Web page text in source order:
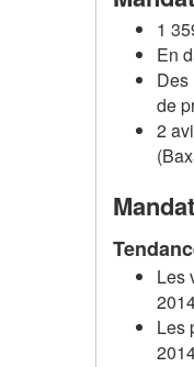
1
En
Des
de
2
Les
Les